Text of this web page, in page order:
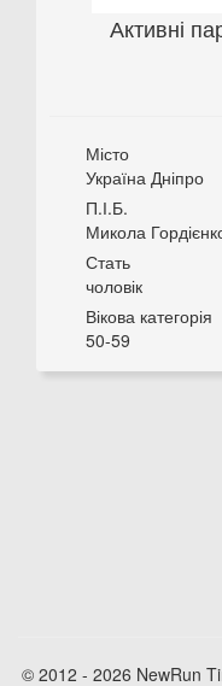
Активні
Місто
Україна Дніпро
П.І.Б.
Микола
Стать
чоловік
Вікова категорія
50-59
© 2012 - 2026 NewRun